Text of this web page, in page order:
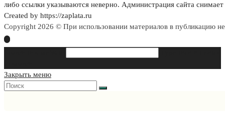
либо ссылки указываются неверно. Администрация сайта
Created by https://zaplata.ru
Copyright 2026 © При использовании материалов в публикацию
Закрыть меню